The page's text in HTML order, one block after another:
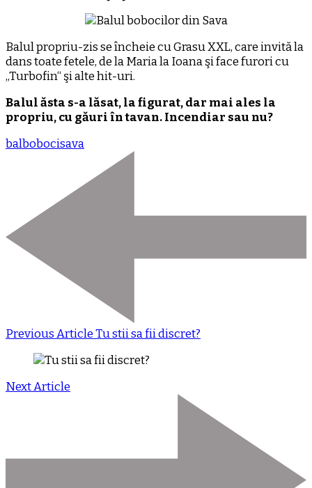
Balul propriu-zis se încheie cu Grasu XXL, care invită la
dans toate fetele, de la Maria la Ioana şi face furori cu
„Turbofin“ şi alte hit-uri.
Balul ăsta s-a lăsat, la figurat, dar mai ales la
propriu, cu găuri în tavan. Incendiar sau nu?
balbobocisava
Previous ArticleTu stii sa fii discret?
Next Article